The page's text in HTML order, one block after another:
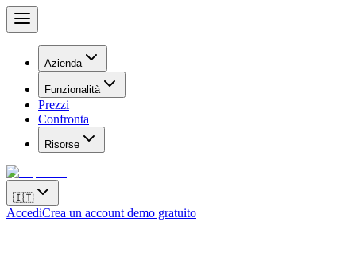
Azienda
Funzionalità
Prezzi
Confronta
Risorse
🇮🇹
AccediCrea un account demo gratuito